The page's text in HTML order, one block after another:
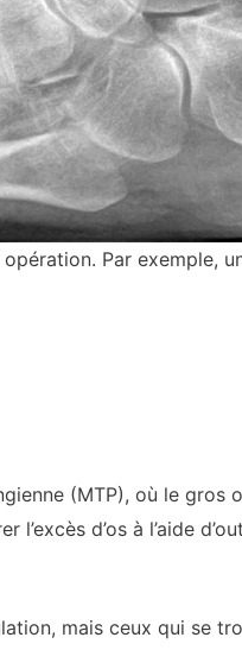
Par exemple,
(MTP), où le gros
d’os à l’aide
mais ceux qui se